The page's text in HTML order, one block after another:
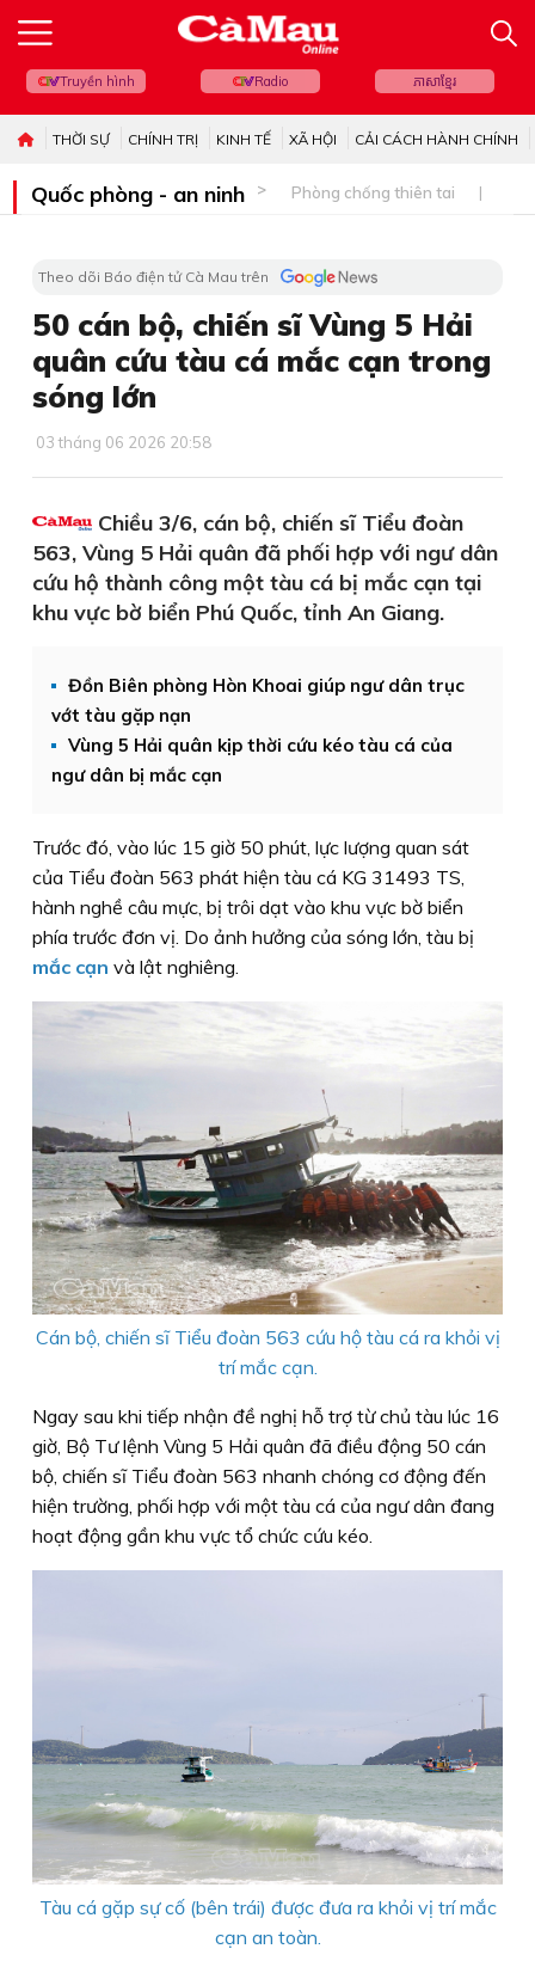
Truyền hình Radio ភាសាខ្មែរ
THỜI SỰ CHÍNH TRỊ KINH TẾ XÃ HỘI CẢI CÁCH HÀNH CHÍNH
Quốc phòng - an ninh Phòng chống thiên tai
Theo dõi Báo điện tử Cà Mau trên
50 cán bộ, chiến sĩ Vùng 5 Hải
quân cứu tàu cá mắc cạn trong
sóng lớn
03 tháng 06 2026 20:58
Chiều 3/6, cán bộ, chiến sĩ Tiểu đoàn
563, Vùng 5 Hải quân đã phối hợp với ngư dân
cứu hộ thành công một tàu cá bị mắc cạn tại
khu vực bờ biển Phú Quốc, tỉnh An Giang.
Đồn Biên phòng Hòn Khoai giúp ngư dân trục
vớt tàu gặp nạn
Vùng 5 Hải quân kịp thời cứu kéo tàu cá của
ngư dân bị mắc cạn
Trước đó, vào lúc 15 giờ 50 phút, lực lượng quan sát
của Tiểu đoàn 563 phát hiện tàu cá KG 31493 TS,
hành nghề câu mực, bị trôi dạt vào khu vực bờ biển
phía trước đơn vị. Do ảnh hưởng của sóng lớn, tàu bị
mắc cạn và lật nghiêng.
Cán bộ, chiến sĩ Tiểu đoàn 563 cứu hộ tàu cá ra khỏi vị
trí mắc cạn.
Ngay sau khi tiếp nhận đề nghị hỗ trợ từ chủ tàu lúc 16
giờ, Bộ Tư lệnh Vùng 5 Hải quân đã điều động 50 cán
bộ, chiến sĩ Tiểu đoàn 563 nhanh chóng cơ động đến
hiện trường, phối hợp với một tàu cá của ngư dân đang
hoạt động gần khu vực tổ chức cứu kéo.
Tàu cá gặp sự cố (bên trái) được đưa ra khỏi vị trí mắc
cạn an toàn.